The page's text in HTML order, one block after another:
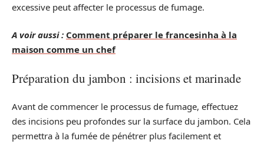
excessive peut affecter le processus de fumage.
A voir aussi : Comment préparer le francesinha à la
maison comme un chef
Préparation du jambon : incisions et marinade
Avant de commencer le processus de fumage, effectuez
des incisions peu profondes sur la surface du jambon. Cela
permettra à la fumée de pénétrer plus facilement et